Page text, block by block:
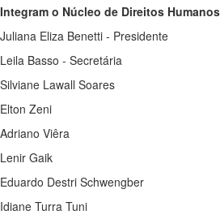
Integram o Núcleo de Direitos
Juliana Eliza Benetti - Presidente
Leila Basso - Secretária
Silviane Lawall Soares
Elton Zeni
Adriano Viêra
Lenir Gaik
Eduardo Destri Schwengber
Idiane Turra Tuni